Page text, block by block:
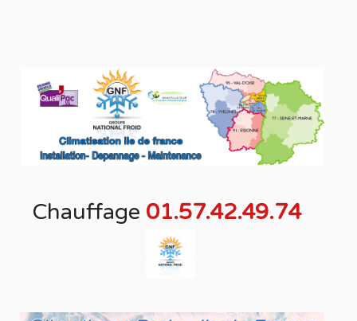
Chauffage 01.57.42.49.74